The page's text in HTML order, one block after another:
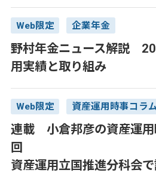
Web限定 企業年金
野村年金ニュース解説
用実績と取り組み
Web限定 資産運用時事コラ
連載 小倉邦彦の資産運
回
資産運用立国推進分科会